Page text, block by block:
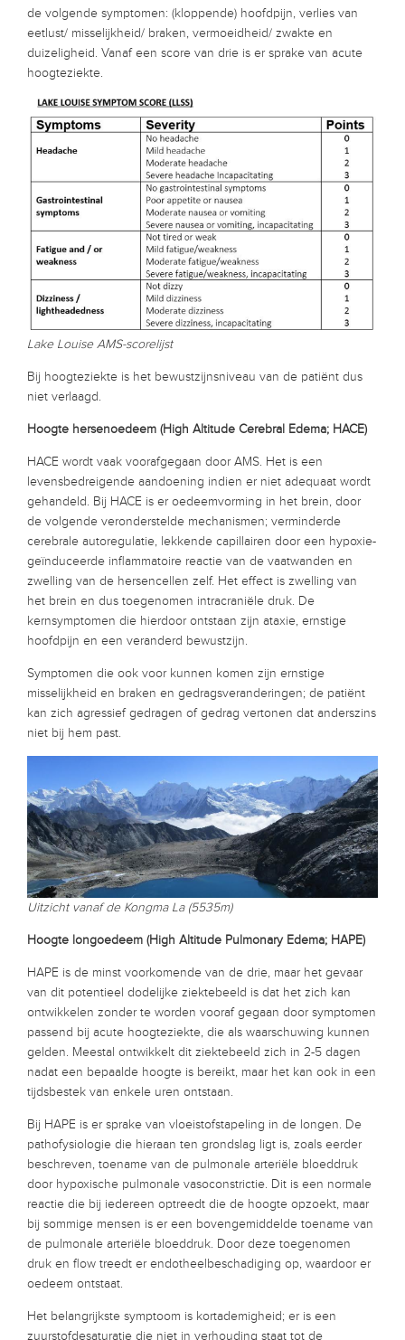
de volgende symptomen: (kloppende) hoofdpijn, verlies van
eetlust/ misselijkheid/ braken, vermoeidheid/ zwakte en
duizeligheid. Vanaf een score van drie is er sprake van acute
hoogteziekte.
Lake Louise AMS-scorelijst
Bij hoogteziekte is het bewustzijnsniveau van de patiënt dus
niet verlaagd.
Hoogte hersenoedeem (High Altitude Cerebral Edema; HACE)
HACE wordt vaak voorafgegaan door AMS. Het is een
levensbedreigende aandoening indien er niet adequaat wordt
gehandeld. Bij HACE is er oedeemvorming in het brein, door
de volgende veronderstelde mechanismen; verminderde
cerebrale autoregulatie, lekkende capillairen door een hypoxie-
geïnduceerde inflammatoire reactie van de vaatwanden en
zwelling van de hersencellen zelf. Het effect is zwelling van
het brein en dus toegenomen intracraniële druk. De
kernsymptomen die hierdoor ontstaan zijn ataxie, ernstige
hoofdpijn en een veranderd bewustzijn.
Symptomen die ook voor kunnen komen zijn ernstige
misselijkheid en braken en gedragsveranderingen; de patiënt
kan zich agressief gedragen of gedrag vertonen dat anderszins
niet bij hem past.
Uitzicht vanaf de Kongma La (5535m)
Hoogte longoedeem (High Altitude Pulmonary Edema; HAPE)
HAPE is de minst voorkomende van de drie, maar het gevaar
van dit potentieel dodelijke ziektebeeld is dat het zich kan
ontwikkelen zonder te worden vooraf gegaan door symptomen
passend bij acute hoogteziekte, die als waarschuwing kunnen
gelden. Meestal ontwikkelt dit ziektebeeld zich in 2-5 dagen
nadat een bepaalde hoogte is bereikt, maar het kan ook in een
tijdsbestek van enkele uren ontstaan.
Bij HAPE is er sprake van vloeistofstapeling in de longen. De
pathofysiologie die hieraan ten grondslag ligt is, zoals eerder
beschreven, toename van de pulmonale arteriële bloeddruk
door hypoxische pulmonale vasoconstrictie. Dit is een normale
reactie die bij iedereen optreedt die de hoogte opzoekt, maar
bij sommige mensen is er een bovengemiddelde toename van
de pulmonale arteriële bloeddruk. Door deze toegenomen
druk en flow treedt er endotheelbeschadiging op, waardoor er
oedeem ontstaat.
Het belangrijkste symptoom is kortademigheid; er is een
zuurstofdesaturatie die niet in verhouding staat tot de